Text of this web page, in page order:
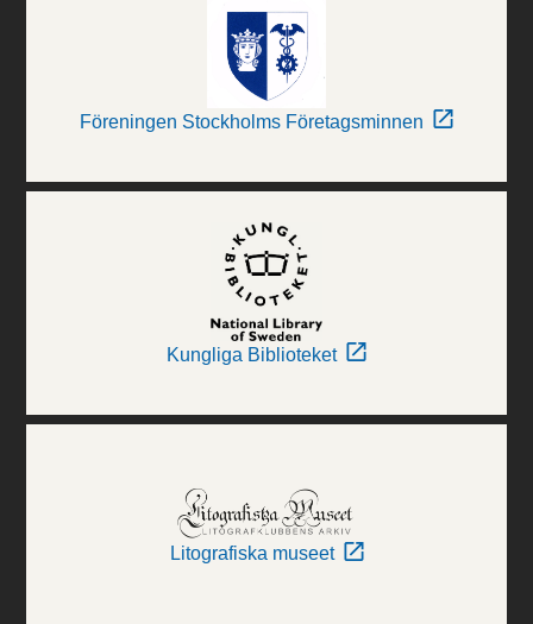
Föreningen Stockholms Företagsminnen
Kungliga Biblioteket
Litografiska museet